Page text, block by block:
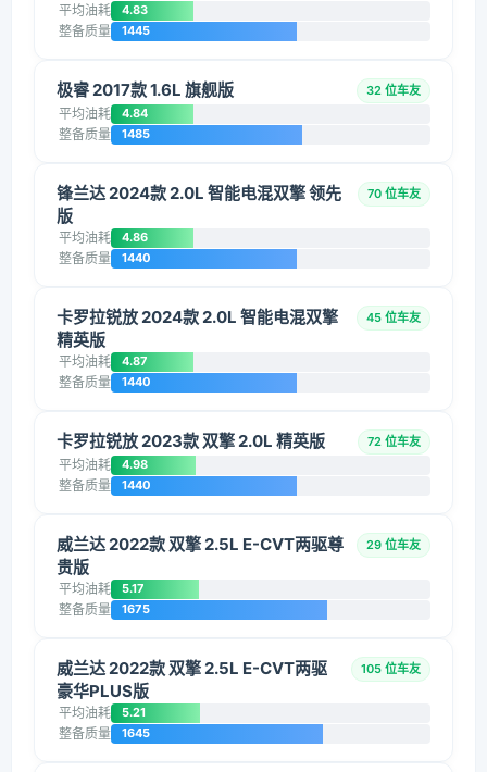
平均油耗 4.83
整备质量 1445
极睿 2017款 1.6L 旗舰版 32 位车友
平均油耗 4.84
整备质量 1485
锋兰达 2024款 2.0L 智能电混双擎 领先
版
70 位车友
平均油耗 4.86
整备质量 1440
卡罗拉锐放 2024款 2.0L 智能电混双擎
精英版
45 位车友
平均油耗 4.87
整备质量 1440
卡罗拉锐放 2023款 双擎 2.0L 精英版 72 位车友
平均油耗 4.98
整备质量 1440
威兰达 2022款 双擎 2.5L E-CVT两驱尊
贵版
29 位车友
平均油耗 5.17
整备质量 1675
威兰达 2022款 双擎 2.5L E-CVT两驱
豪华PLUS版
105 位车友
平均油耗 5.21
整备质量 1645